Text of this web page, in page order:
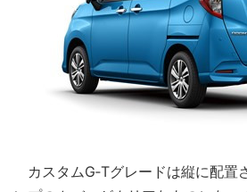
カスタムG‐Tグレードは縦に配置